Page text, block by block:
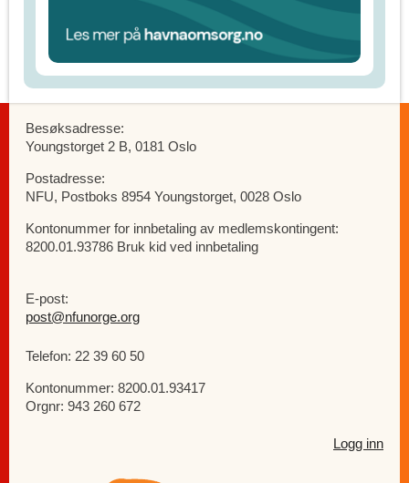
Besøksadresse:
Youngstorget 2 B, 0181 Oslo
Postadresse:
NFU, Postboks 8954 Youngstorget, 0028 Oslo
Kontonummer for innbetaling av medlemskontingent:
8200.01.93786 Bruk kid ved innbetaling
E-post:
post@nfunorge.org
Telefon: 22 39 60 50
Kontonummer: 8200.01.93417
Orgnr: 943 260 672
Logg inn